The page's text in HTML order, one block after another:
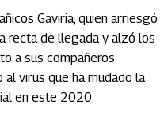
Gaviria, quien arriesgó
recta de llegada y alzó los
a sus compañeros
virus que ha mudado la
en este 2020.